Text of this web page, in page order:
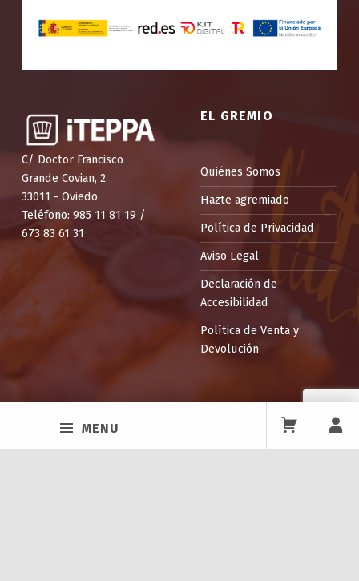
MENU
C/ Doctor Francisco
Grande Covian, 2
33011 - Oviedo
Teléfono: 985 11 81 19 /
673 83 61 31
EL GREMIO
Quiénes Somos
Hazte agremiado
Política de Privacidad
Aviso Legal
Declaración de
Accesibilidad
Política de Venta y
Devolución
Facebook
TwitterInstagram
Back to top ↑